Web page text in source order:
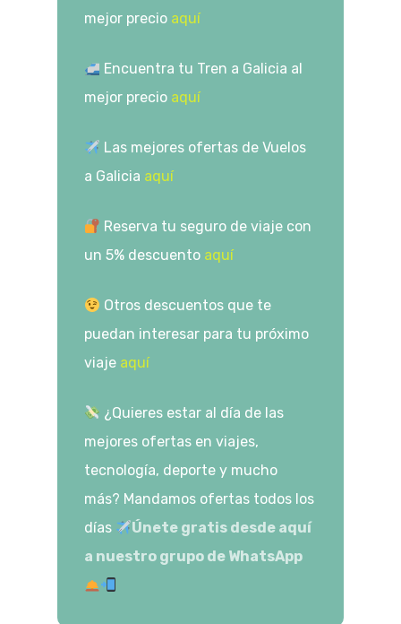
mejor precio aquí
​ Encuentra tu Tren a Galicia al
mejor precio aquí
​ Las mejores ofertas de Vuelos
a Galicia aquí
​ Reserva tu seguro de viaje con
un 5% descuento aquí
​ Otros descuentos que te
puedan interesar para tu próximo
viaje aquí
¿Quieres estar al día de las
mejores ofertas en viajes,
tecnología, deporte y mucho
más? Mandamos ofertas todos los
días
Únete gratis desde aquí
a nuestro grupo de WhatsApp